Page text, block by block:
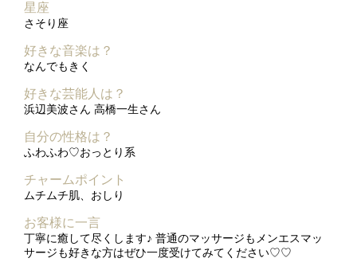
星座
さそり座
好きな音楽は？
なんでもきく
好きな芸能人は？
浜辺美波さん 高橋一生さん
自分の性格は？
ふわふわ♡おっとり系
チャームポイント
ムチムチ肌、おしり
お客様に一言
丁寧に癒して尽くします♪ 普通のマッサージもメンエスマッ
サージも好きな方はぜひ一度受けてみてください♡♡